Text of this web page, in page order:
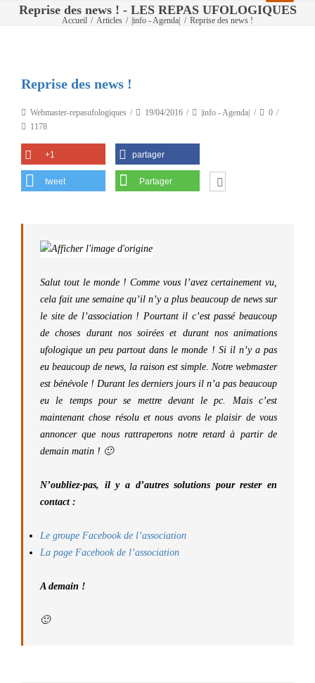
Reprise des news ! - LES REPAS UFOLOGIQUES
Accueil / Articles / |info - Agenda| / Reprise des news !
Reprise des news !
Webmaster-repasufologiques 19/04/2016 |info - Agenda|
0
1178
+1 partager
tweet Partager
Salut tout le monde ! Comme vous l’avez certainement vu,
cela fait une semaine qu’il n’y a plus beaucoup de news sur
le site de l’association ! Pourtant il c’est passé beaucoup
de choses durant nos soirées et durant nos animations
ufologique un peu partout dans le monde ! Si il n’y a pas
eu beaucoup de news, la raison est simple. Notre webmaster
est bénévole ! Durant les derniers jours il n’a pas beaucoup
eu le temps pour se mettre devant le pc. Mais c’est
maintenant chose résolu et nous avons le plaisir de vous
annoncer que nous rattraperons notre retard à partir de
demain matin ! 🙂
N’oubliez-pas, il y a d’autres solutions pour rester en
contact :
Le groupe Facebook de l’association
La page Facebook de l’association
A demain !
🙂